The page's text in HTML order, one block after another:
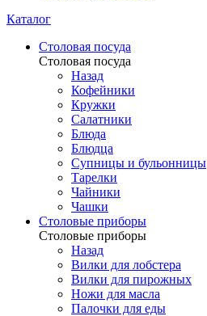
Каталог
Столовая посуда
Столовая посуда
Назад
Кофейники
Кружки
Салатники
Блюда
Блюдца
Супницы и бульонницы
Тарелки
Чайники
Чашки
Cтоловые приборы
Cтоловые приборы
Назад
Вилки для лобстера
Вилки для пирожных
Ножи для масла
Палочки для еды